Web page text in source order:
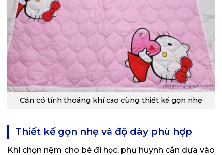
Cần có tính thoáng khí cao cùng thiết kế gọn nhẹ
Thiết kế gọn nhẹ và độ dày phù hợp
Khi chọn nệm cho bé đi học, phụ huynh cần dựa vào